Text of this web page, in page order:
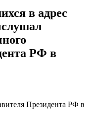
в адрес
РФ в
Президента РФ в